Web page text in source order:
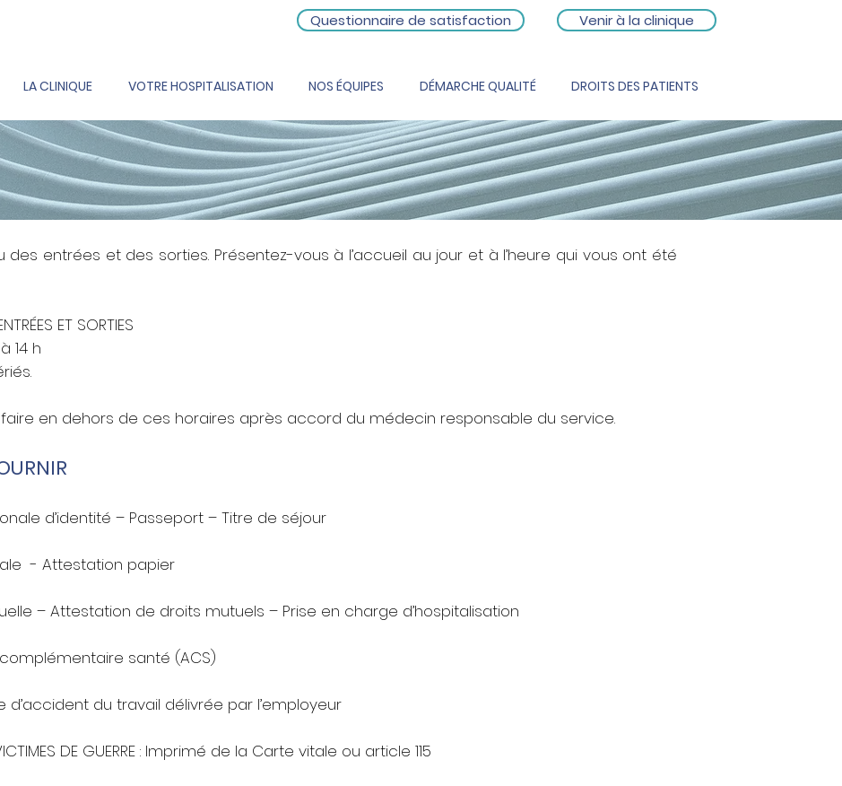
Questionnaire de satisfaction Venir à la clinique
LA CLINIQUE VOTRE HOSPITALISATION NOS ÉQUIPES DÉMARCHE QUALITÉ DROITS DES PATIENTS
des entrées et des sorties. Présentez-vous à l’accueil au jour et à l’heure qui vous ont été
ET SORTIES
14 h
en dehors de ces horaires après accord du médecin responsable du service.
d’identité – Passeport – Titre de séjour
- Attestation papier
– Attestation de droits mutuels – Prise en charge d’hospitalisation
santé (ACS)
d’accident du travail délivrée par l’employeur
DE GUERRE : Imprimé de la Carte vitale ou article 115